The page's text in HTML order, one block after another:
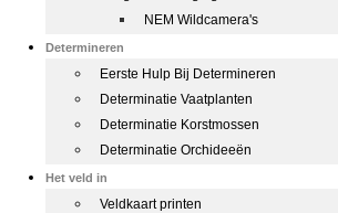
NEM Wildcamera's
Determineren
Eerste Hulp Bij Determineren
Determinatie Vaatplanten
Determinatie Korstmossen
Determinatie Orchideeën
Het veld in
Veldkaart printen